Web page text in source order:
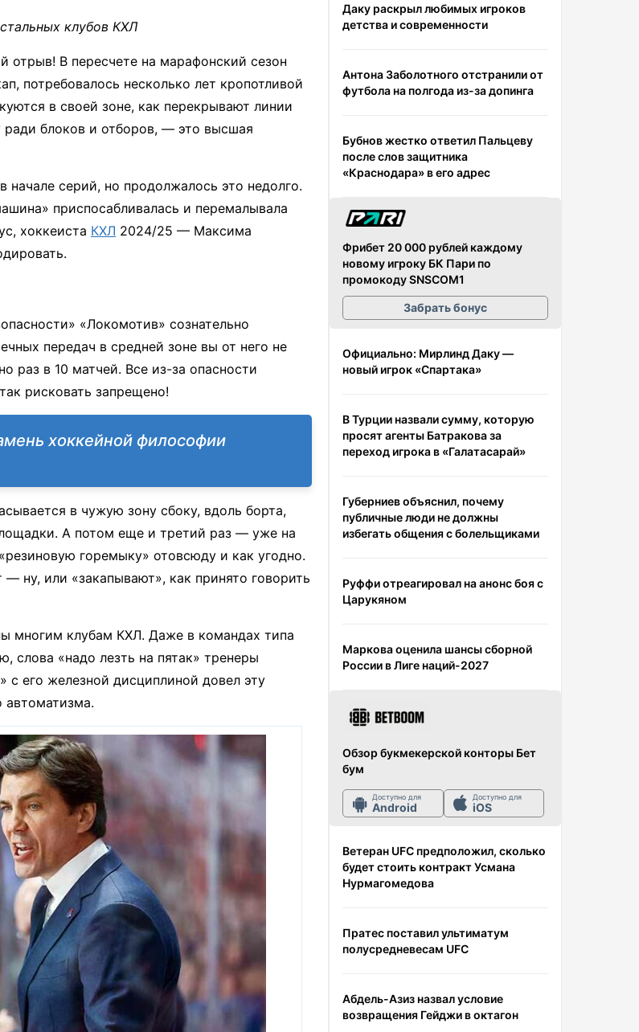
клубов КХЛ
В пересчете на марафонский сезон
потребовалось несколько лет кропотливой
в своей зоне, как перекрывают линии
блоков и отборов, — это высшая
серий, но продолжалось это недолго.
приспосабливалась и перемалывала
хоккеиста КХЛ 2024/25 — Максима
«Локомотив» сознательно
передач в средней зоне вы от него не
раз в 10 матчей. Все из-за опасности
рисковать запрещено!
хоккейной философии
в чужую зону сбоку, вдоль борта,
А потом еще и третий раз — уже на
горемыку» отовсюду и как угодно.
ну, или «закапывают», как принято говорить
многим клубам КХЛ. Даже в командах типа
слова «надо лезть на пятак» тренеры
с его железной дисциплиной довел эту
автоматизма.
Даку раскрыл любимых игроков
детства и современности
Антона Заболотного отстранили от
футбола на полгода из-за допинга
Бубнов жестко ответил Пальцеву
после слов защитника
«Краснодара» в его адрес
Фрибет 20 000 рублей каждому
новому игроку БК Пари по
промокоду SNSCOM1
Забрать бонус
Официально: Мирлинд Даку —
новый игрок «Спартака»
В Турции назвали сумму, которую
просят агенты Батракова за
переход игрока в «Галатасарай»
Губерниев объяснил, почему
публичные люди не должны
избегать общения с болельщиками
Руффи отреагировал на анонс боя с
Царукяном
Маркова оценила шансы сборной
России в Лиге наций-2027
Обзор букмекерской конторы Бет
бум
Доступно для
Android
Доступно для
iOS
Ветеран UFC предположил, сколько
будет стоить контракт Усмана
Нурмагомедова
Пратес поставил ультиматум
полусредневесам UFC
Абдель-Азиз назвал условие
возвращения Гейджи в октагон